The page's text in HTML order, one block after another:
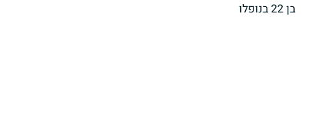
בן 22 בנופלו